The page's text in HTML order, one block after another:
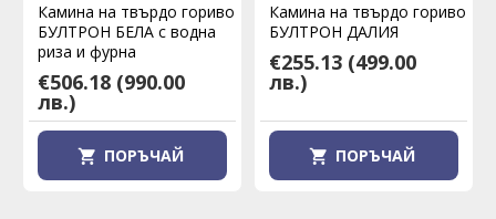
Камина на твърдо гориво
БУЛТРОН БЕЛА с водна
риза и фурна
€506.18 (990.00
лв.)
ПОРЪЧАЙ
Камина на твърдо гориво
БУЛТРОН ДАЛИЯ
€255.13 (499.00
лв.)
ПОРЪЧАЙ